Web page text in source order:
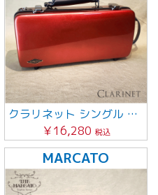
クラリネット シングル 【ワインレッド】
￥16,280 税込
MARCATO